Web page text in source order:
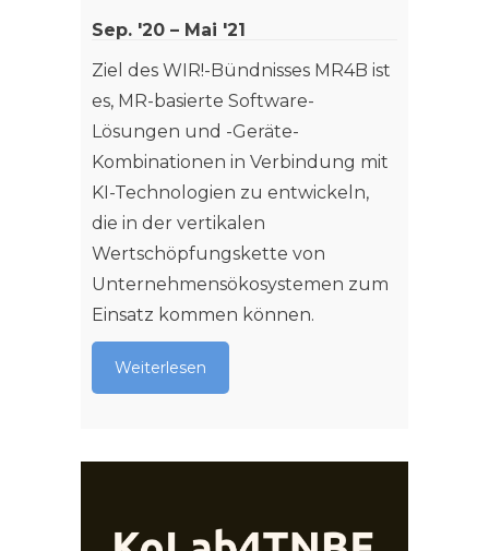
Sep. '20 – Mai '21
Ziel des WIR!-Bündnisses MR4B ist
es, MR-basierte Software-
Lösungen und -Geräte-
Kombinationen in Verbindung mit
KI-Technologien zu entwickeln,
die in der vertikalen
Wertschöpfungskette von
Unternehmensökosystemen zum
Einsatz kommen können.
Weiterlesen